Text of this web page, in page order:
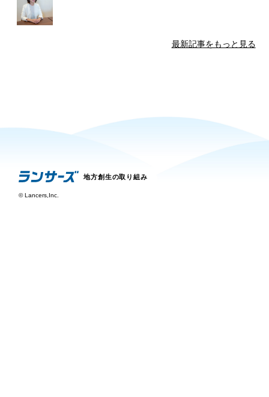
最新記事をもっと見る
地方創生の取り組み
©Lancers,Inc.